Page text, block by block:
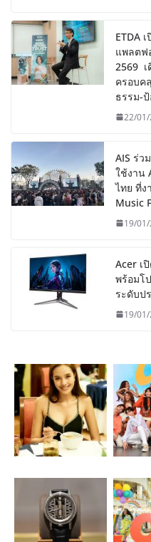
ETDA
แพลตฟ
2569 เ
ครอบค
ธรรม-
22/
AIS ร่ว
ใช้งาน
ไทย ที่ง
Music
19/
Acer เ
พร้อมโ
ระดับป
19/